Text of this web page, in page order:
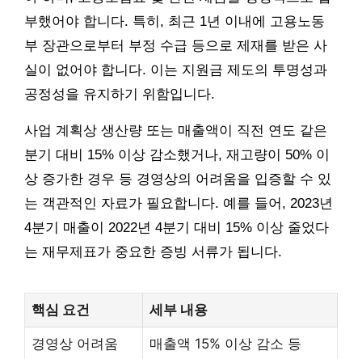
부했어야 합니다. 특히, 최근 1년 이내에 고용노동
부 장관으로부터 부정 수급 등으로 제재를 받은 사
실이 없어야 합니다. 이는 지원금 제도의 투명성과
공정성을 유지하기 위함입니다.
사업 계획상 생산량 또는 매출액이 직전 연도 같은
분기 대비 15% 이상 감소했거나, 재고량이 50% 이
상 증가한 경우 등 경영상의 어려움을 입증할 수 있
는 객관적인 자료가 필요합니다. 예를 들어, 2023년
4분기 매출이 2022년 4분기 대비 15% 이상 줄었다
는 재무제표가 중요한 증빙 서류가 됩니다.
핵심 요건 세부 내용
경영상 어려움 매출액 15% 이상 감소 등